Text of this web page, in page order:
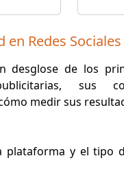
en Redes
desglose de los
sus
medir sus
plataforma y el tipo